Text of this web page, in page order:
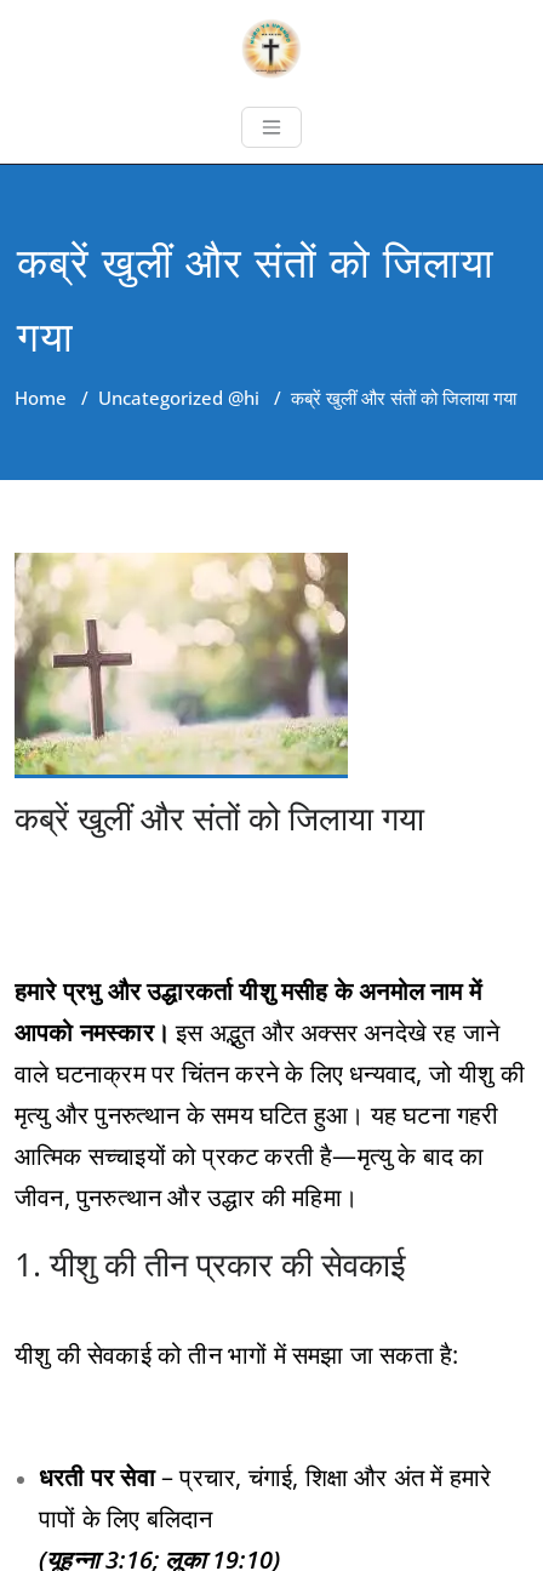
कब्रें खुलीं और संतों को जिलाया
गया
Home / Uncategorized @hi /कब्रें खुलीं और संतों को जिलाया गया
कब्रें खुलीं और संतों को जिलाया गया
हमारे प्रभु और उद्धारकर्ता यीशु मसीह के अनमोल नाम में
आपको नमस्कार। इस अद्भुत और अक्सर अनदेखे रह जाने
वाले घटनाक्रम पर चिंतन करने के लिए धन्यवाद, जो यीशु की
मृत्यु और पुनरुत्थान के समय घटित हुआ। यह घटना गहरी
आत्मिक सच्चाइयों को प्रकट करती है—मृत्यु के बाद का
जीवन, पुनरुत्थान और उद्धार की महिमा।
1. यीशु की तीन प्रकार की सेवकाई
यीशु की सेवकाई को तीन भागों में समझा जा सकता है:
धरती पर सेवा– प्रचार, चंगाई, शिक्षा और अंत में हमारे
पापों के लिए बलिदान
(यूहन्ना 3:16; लूका 19:10)